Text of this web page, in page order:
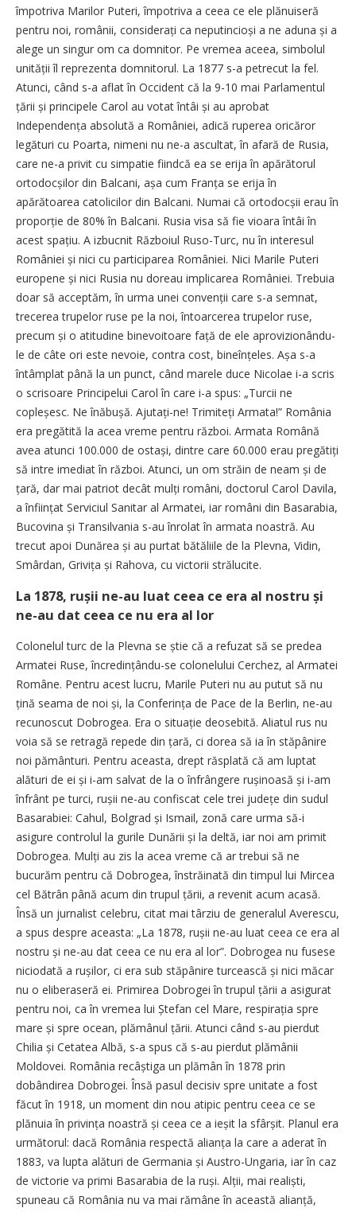
împotriva Marilor Puteri, împotriva a ceea ce ele plănuiseră
pentru noi, românii, considerați ca neputincioși a ne aduna și a
alege un singur om ca domnitor. Pe vremea aceea, simbolul
unității îl reprezenta domnitorul. La 1877 s-a petrecut la fel.
Atunci, când s-a aflat în Occident că la 9-10 mai Parlamentul
țării și principele Carol au votat întâi și au aprobat
Independența absolută a României, adică ruperea oricăror
legături cu Poarta, nimeni nu ne-a ascultat, în afară de Rusia,
care ne-a privit cu simpatie fiindcă ea se erija în apărătorul
ortodocșilor din Balcani, așa cum Franța se erija în
apărătoarea catolicilor din Balcani. Numai că ortodocșii erau în
proporție de 80% în Balcani. Rusia visa să fie vioara întâi în
acest spațiu. A izbucnit Războiul Ruso-Turc, nu în interesul
României și nici cu participarea României. Nici Marile Puteri
europene și nici Rusia nu doreau implicarea României. Trebuia
doar să acceptăm, în urma unei convenții care s-a semnat,
trecerea trupelor ruse pe la noi, întoarcerea trupelor ruse,
precum și o atitudine binevoitoare față de ele aprovizionându-
le de câte ori este nevoie, contra cost, bineînțeles. Așa s-a
întâmplat până la un punct, când marele duce Nicolae i-a scris
o scrisoare Principelui Carol în care i-a spus: „Turcii ne
copleșesc. Ne înăbușă. Ajutați-ne! Trimiteți Armata!” România
era pregătită la acea vreme pentru război. Armata Română
avea atunci 100.000 de ostași, dintre care 60.000 erau pregătiți
să intre imediat în război. Atunci, un om străin de neam și de
țară, dar mai patriot decât mulți români, doctorul Carol Davila,
a înființat Serviciul Sanitar al Armatei, iar români din Basarabia,
Bucovina și Transilvania s-au înrolat în armata noastră. Au
trecut apoi Dunărea și au purtat bătăliile de la Plevna, Vidin,
Smârdan, Grivița și Rahova, cu victorii strălucite.
La 1878, rușii ne-au luat ceea ce era al nostru și
ne-au dat ceea ce nu era al lor
Colonelul turc de la Plevna se știe că a refuzat să se predea
Armatei Ruse, încredințându-se colonelului Cerchez, al Armatei
Române. Pentru acest lucru, Marile Puteri nu au putut să nu
țină seama de noi și, la Conferința de Pace de la Berlin, ne-au
recunoscut Dobrogea. Era o situație deosebită. Aliatul rus nu
voia să se retragă repede din țară, ci dorea să ia în stăpânire
noi pământuri. Pentru aceasta, drept răsplată că am luptat
alături de ei și i-am salvat de la o înfrângere rușinoasă și i-am
înfrânt pe turci, rușii ne-au confiscat cele trei județe din sudul
Basarabiei: Cahul, Bolgrad și Ismail, zonă care urma să-i
asigure controlul la gurile Dunării și la deltă, iar noi am primit
Dobrogea. Mulți au zis la acea vreme că ar trebui să ne
bucurăm pentru că Dobrogea, înstrăinată din timpul lui Mircea
cel Bătrân până acum din trupul țării, a revenit acum acasă.
Însă un jurnalist celebru, citat mai târziu de generalul Averescu,
a spus despre aceasta: „La 1878, rușii ne-au luat ceea ce era al
nostru și ne-au dat ceea ce nu era al lor”. Dobrogea nu fusese
niciodată a rușilor, ci era sub stăpânire turcească și nici măcar
nu o eliberaseră ei. Primirea Dobrogei în trupul țării a asigurat
pentru noi, ca în vremea lui Ștefan cel Mare, respirația spre
mare și spre ocean, plămânul țării. Atunci când s-au pierdut
Chilia și Cetatea Albă, s-a spus că s-au pierdut plămânii
Moldovei. România recâștiga un plămân în 1878 prin
dobândirea Dobrogei. Însă pasul decisiv spre unitate a fost
făcut în 1918, un moment din nou atipic pentru ceea ce se
plănuia în privința noastră și ceea ce a ieșit la sfârșit. Planul era
următorul: dacă România respectă alianța la care a aderat în
1883, va lupta alături de Germania și Austro-Ungaria, iar în caz
de victorie va primi Basarabia de la ruși. Alții, mai realiști,
spuneau că România nu va mai rămâne în această alianță,